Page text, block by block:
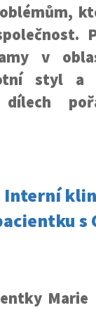
v
styl a
s
Marie